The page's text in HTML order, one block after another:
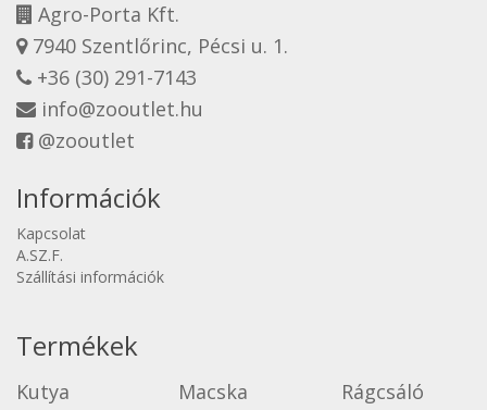
Agro-Porta Kft.
7940 Szentlőrinc, Pécsi u. 1.
+36 (30) 291-7143
info@zooutlet.hu
@zooutlet
Információk
Kapcsolat
A.SZ.F.
Szállítási információk
Termékek
Kutya Macska Rágcsáló